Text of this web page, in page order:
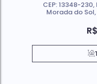
R$
CEP: 13348-230,
Morada do Sol